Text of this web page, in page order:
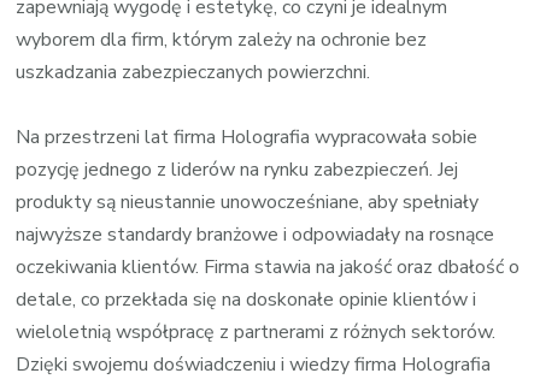
zapewniają wygodę i estetykę, co czyni je idealnym
wyborem dla firm, którym zależy na ochronie bez
uszkadzania zabezpieczanych powierzchni.
Na przestrzeni lat firma Holografia wypracowała sobie
pozycję jednego z liderów na rynku zabezpieczeń. Jej
produkty są nieustannie unowocześniane, aby spełniały
najwyższe standardy branżowe i odpowiadały na rosnące
oczekiwania klientów. Firma stawia na jakość oraz dbałość o
detale, co przekłada się na doskonałe opinie klientów i
wieloletnią współpracę z partnerami z różnych sektorów.
Dzięki swojemu doświadczeniu i wiedzy firma Holografia